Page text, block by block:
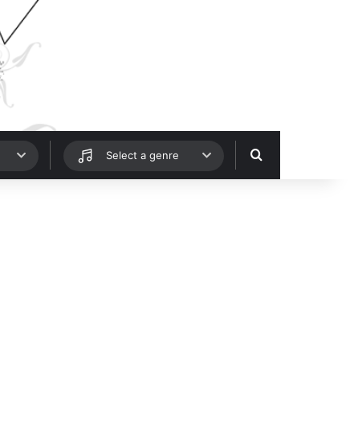
Select a genre Hledat